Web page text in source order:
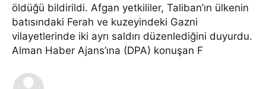
öldüğü bildirildi. Afgan yetkililer, Taliban’ın ülkenin
batısındaki Ferah ve kuzeyindeki Gazni
vilayetlerinde iki ayrı saldırı düzenlediğini duyurdu.
Alman Haber Ajans’ına (DPA) konuşan F